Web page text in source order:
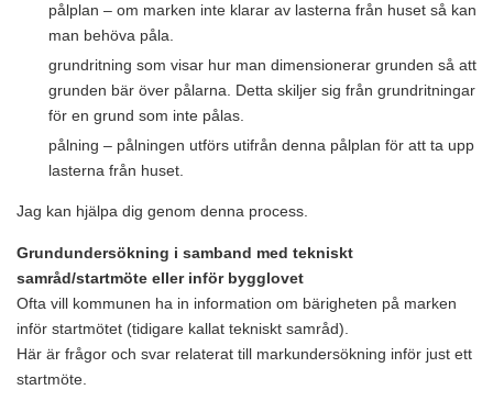
pålplan – om marken inte klarar av lasterna från huset så kan
man behöva påla.
grundritning som visar hur man dimensionerar grunden så att
grunden bär över pålarna. Detta skiljer sig från grundritningar
för en grund som inte pålas.
pålning – pålningen utförs utifrån denna pålplan för att ta upp
lasterna från huset.
Jag kan hjälpa dig genom denna process.
Grundundersökning i samband med tekniskt
samråd/startmöte eller inför bygglovet
Ofta vill kommunen ha in information om bärigheten på marken
inför startmötet (tidigare kallat tekniskt samråd).
Här är frågor och svar relaterat till markundersökning inför just ett
startmöte.